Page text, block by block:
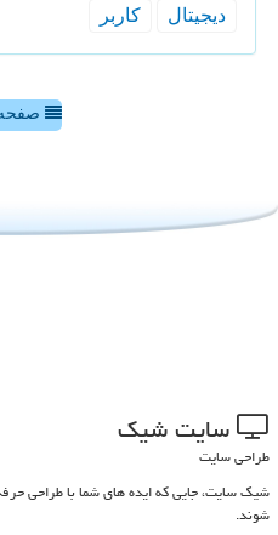
دیجیتال
كاربر
صفحه
سایت شیك
طراحی سایت
شیک سایت، جایی که ایده های شما با طراحی
شوند.